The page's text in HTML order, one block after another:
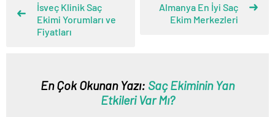
İsveç Klinik Saç
Ekimi Yorumları ve
Fiyatları
Almanya En İyi Saç
Ekim Merkezleri
En Çok Okunan Yazı: Saç Ekiminin Yan
Etkileri Var Mı?